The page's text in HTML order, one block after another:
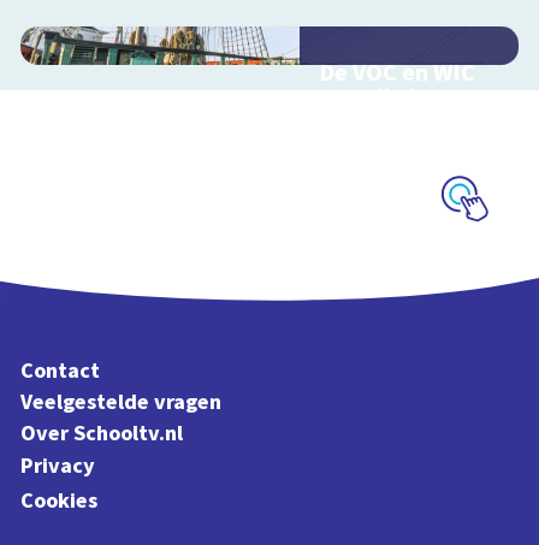
De VOC en WIC
van alle kanten
Contact
Veelgestelde vragen
Over Schooltv.nl
Privacy
Cookies